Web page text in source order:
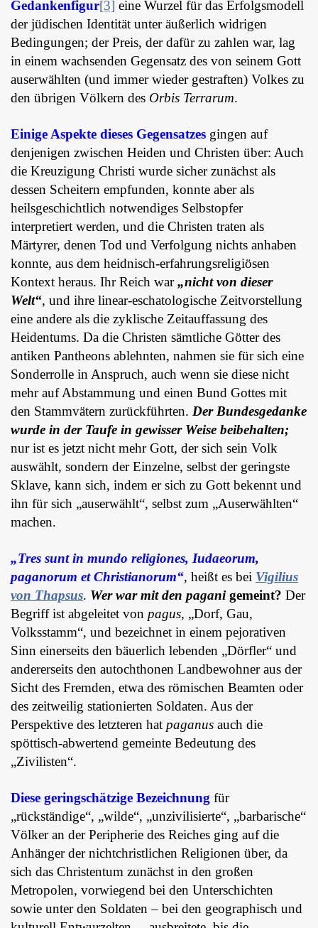
Gedankenfigur[3] eine Wurzel für das Erfolgsmodell
der jüdischen Identität unter äußerlich widrigen
Bedingungen; der Preis, der dafür zu zahlen war, lag
in einem wachsenden Gegensatz des von seinem Gott
auserwählten (und immer wieder gestraften) Volkes zu
den übrigen Völkern des Orbis Terrarum.
Einige Aspekte dieses Gegensatzes gingen auf
denjenigen zwischen Heiden und Christen über: Auch
die Kreuzigung Christi wurde sicher zunächst als
dessen Scheitern empfunden, konnte aber als
heilsgeschichtlich notwendiges Selbstopfer
interpretiert werden, und die Christen traten als
Märtyrer, denen Tod und Verfolgung nichts anhaben
konnte, aus dem heidnisch-erfahrungsreligiösen
Kontext heraus. Ihr Reich war„nicht von dieser
Welt“, und ihre linear-eschatologische Zeitvorstellung
eine andere als die zyklische Zeitauffassung des
Heidentums. Da die Christen sämtliche Götter des
antiken Pantheons ablehnten, nahmen sie für sich eine
Sonderrolle in Anspruch, auch wenn sie diese nicht
mehr auf Abstammung und einen Bund Gottes mit
den Stammvätern zurückführten. Der Bundesgedanke
wurde in der Taufe in gewisser Weise beibehalten;
nur ist es jetzt nicht mehr Gott, der sich sein Volk
auswählt, sondern der Einzelne, selbst der geringste
Sklave, kann sich, indem er sich zu Gott bekennt und
ihn für sich „auserwählt“, selbst zum „Auserwählten“
machen.
„Tres sunt in mundo religiones, Iudaeorum,
paganorum et Christianorum“, heißt es bei Vigilius
von Thapsus. Wer war mit den paganigemeint? Der
Begriff ist abgeleitet von pagus, „Dorf, Gau,
Volksstamm“, und bezeichnet in einem pejorativen
Sinn einerseits den bäuerlich lebenden „Dörfler“ und
andererseits den autochthonen Landbewohner aus der
Sicht des Fremden, etwa des römischen Beamten oder
des zeitweilig stationierten Soldaten. Aus der
Perspektive des letzteren hat paganus auch die
spöttisch-abwertend gemeinte Bedeutung des
„Zivilisten“.
Diese geringschätzige Bezeichnung für
„rückständige“, „wilde“, „unzivilisierte“, „barbarische“
Völker an der Peripherie des Reiches ging auf die
Anhänger der nichtchristlichen Religionen über, da
sich das Christentum zunächst in den großen
Metropolen, vorwiegend bei den Unterschichten
sowie unter den Soldaten – bei den geographisch und